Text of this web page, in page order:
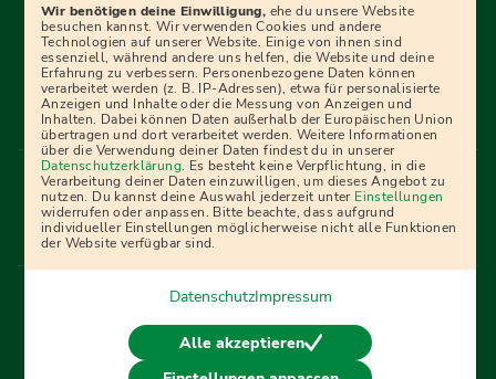
Ratgebern und Prüfungspaketen, interaktiven
Videokursen und vielem mehr. Für alle, die was werden
wollen!
Menü Fußleiste
Impressum Bildquellen Presse
Mediadaten
Partner
AGB Datenschutz
Widerrufsbelehrung
Bestellung
Affiliate Partner Cookies
Vertrag widerrufen
Wir benötigen deine Einwilligung, ehe du unsere Website
besuchen kannst. Wir verwenden Cookies und andere
Technologien auf unserer Website. Einige von ihnen sind
essenziell, während andere uns helfen, die Website und deine
Erfahrung zu verbessern. Personenbezogene Daten können
verarbeitet werden (z. B. IP-Adressen), etwa für personalisierte
Anzeigen und Inhalte oder die Messung von Anzeigen und
Inhalten. Dabei können Daten außerhalb der Europäischen Union
übertragen und dort verarbeitet werden. Weitere Informationen
über die Verwendung deiner Daten findest du in unserer
Datenschutzerklärung. Es besteht keine Verpflichtung, in die
Verarbeitung deiner Daten einzuwilligen, um dieses Angebot zu
nutzen. Du kannst deine Auswahl jederzeit unter Einstellungen
widerrufen oder anpassen. Bitte beachte, dass aufgrund
individueller Einstellungen möglicherweise nicht alle Funktionen
der Website verfügbar sind.
DatenschutzImpressum
Alle akzeptieren